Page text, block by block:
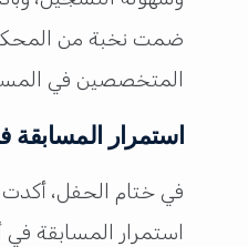
ضمت نخبة من
المتخصصين في
استمرار المسابقة
في ختام الحفل، أكدت
استمرار المسابقة في